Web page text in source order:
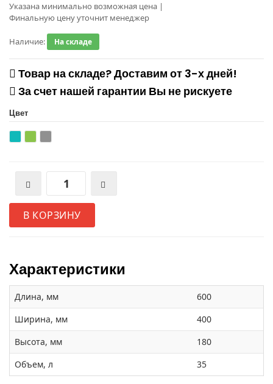
Указана минимально возможная цена |
Финальную цену уточнит менеджер
Наличие: На складе
Товар на складе? Доставим от 3-х дней!
За счет нашей гарантии Вы не рискуете
Цвет
В КОРЗИНУ
Характеристики
Длина, мм
600
Ширина, мм
400
Высота, мм
180
Объем, л
35